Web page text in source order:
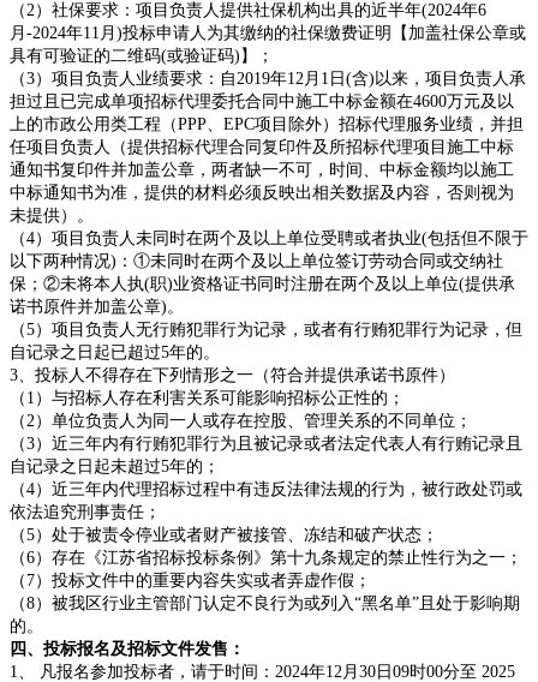
（2）社保要求：项目负责人提供社保机构出具的近半年(2024年6
月-2024年1 1月)投标申请人为其缴纳的社保缴费证明【加盖社保公章或
具有可验证的二维码(或验证码)】；
（3）项目负责人业绩要求：自 2019年1 2月 1 日(含)以来，项目负责人承
担过且已完成单项招标代理委托合同中施工中标金额在4600万元及以
上的市政公用类工程（PPP、EPC项目除外）招标代理服务业绩，并担
任项目负责人（提供招标代理合同复印件及所招标代理项目施工中标
通知书复印件并加盖公章，两者缺一不可，时间、中标金额均以施工
中标通知书为准，提供的材料必须反映出相关数据及内容，否则视为
未提供）。
（4）项目负责人未同时在两个及以上单位受聘或者执业(包括但不限于
以下两种情况)：①未同时在两个及以上单位签订劳动合同或交纳社
保；②未将本人执(职)业资格证书同时注册在两个及以上单位(提供承
诺书原件并加盖公章)。
（5）项目负责人无行贿犯罪行为记录，或者有行贿犯罪行为记录，但
自记录之日起已超过5年的。
3、投标人不得存在下列情形之一（符合并提供承诺书原件）
（ 1）与招标人存在利害关系可能影响招标公正性的；
（ 2）单位负责人为同一人或存在控股、管理关系的不同单位；
（3）近三年内有行贿犯罪行为且被记录或者法定代表人有行贿记录且
自记录之日起未超过5年的；
（4）近三年内代理招标过程中有违反法律法规的行为，被行政处罚或
依法追究刑事责任；
（5）处于被责令停业或者财产被接管、冻结和破产状态；
（6）存在《江苏省招标投标条例》第十九条规定的禁止性行为之一；
（ 7）投标文件中的重要内容失实或者弄虚作假；
（8）被我区行业主管部门认定不良行为或列入“黑名单”且处于影响期
的。
四、投标报名及招标文件发售：
1、 凡报名参加投标者，请于时间：2024年12月30日09时00分至 2025